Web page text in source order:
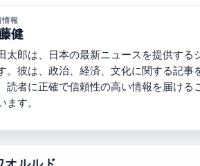
情報
健
太郎は、日本の最新ニュースを提供する
。彼は、政治、経済、文化に関する記事
読者に正確で信頼性の高い情報を届ける
ます。